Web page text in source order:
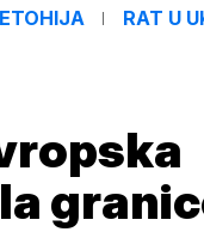
RAT U